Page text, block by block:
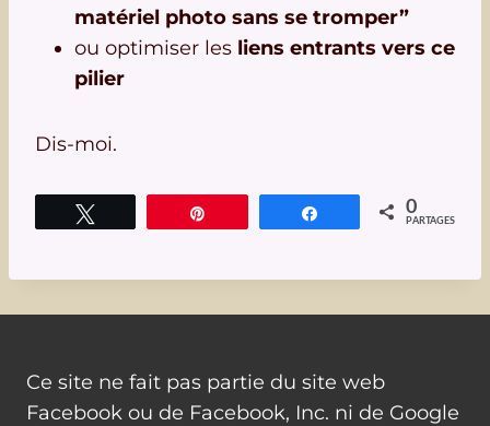
matériel photo sans se tromper”
ou optimiser les liens entrants vers ce
pilier
Dis-moi.
Partagez 0
PARTAGES
Ce site ne fait pas partie du site web
Facebook ou de Facebook, Inc. ni de Google